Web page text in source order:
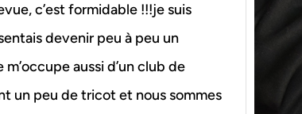
c’est formidable !!!je suis
devenir peu à peu un
aussi d’un club de
un peu de tricot et nous sommes